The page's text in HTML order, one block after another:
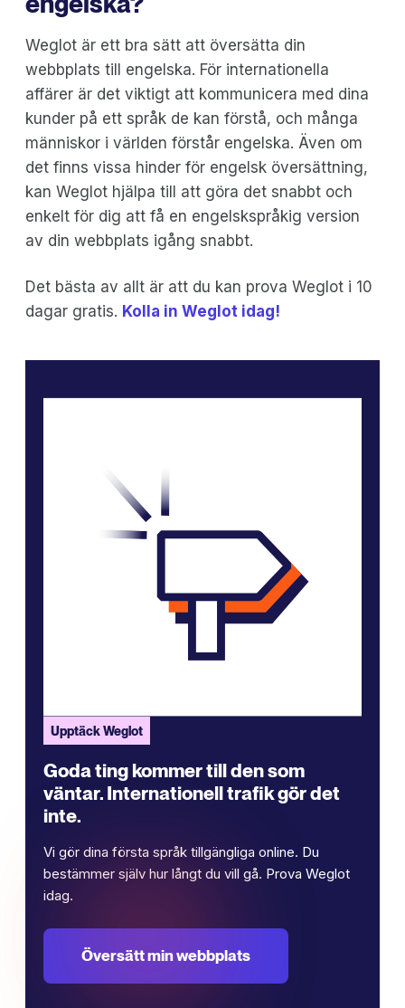
Weglot är ett bra sätt att översätta din
webbplats till engelska. För internationella
affärer är det viktigt att kommunicera med dina
kunder på ett språk de kan förstå, och många
människor i världen förstår engelska. Även om
det finns vissa hinder för engelsk översättning,
kan Weglot hjälpa till att göra det snabbt och
enkelt för dig att få en engelskspråkig version
av din webbplats igång snabbt.
Det bästa av allt är att du kan prova Weglot i 10
dagar gratis. Kolla in Weglot idag!
Upptäck Weglot
Goda ting kommer till den som
väntar. Internationell trafik gör det
inte.
Vi gör dina första språk tillgängliga online. Du
bestämmer själv hur långt du vill gå. Prova Weglot
idag.
Översätt min webbplats